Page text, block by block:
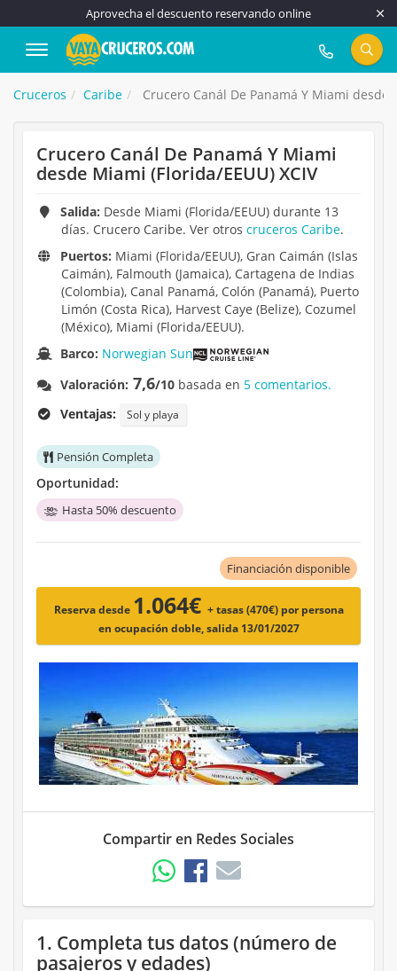
Aprovecha el descuento reservando online
917 815 555
Cruceros Caribe Crucero Canál De Panamá Y Miami desde
Crucero Canál De Panamá Y Miami
desde Miami (Florida/EEUU) XCIV
Salida: Desde Miami (Florida/EEUU) durante 13
días. Crucero Caribe. Ver otros cruceros Caribe.
Puertos: Miami (Florida/EEUU), Gran Caimán (Islas
Caimán), Falmouth (Jamaica), Cartagena de Indias
(Colombia), Canal Panamá, Colón (Panamá), Puerto
Limón (Costa Rica), Harvest Caye (Belize), Cozumel
(México), Miami (Florida/EEUU).
Barco: Norwegian Sun
Valoración: 7,6/10 basada en 5 comentarios.
Ventajas:
Sol y playa
Pensión Completa
Oportunidad:
Hasta 50% descuento
Financiación disponible
Reserva desde 1.064€ + tasas (470€) por persona
en ocupación doble, salida 13/01/2027
Compartir en Redes Sociales
1. Completa tus datos (número de
pasajeros y edades)